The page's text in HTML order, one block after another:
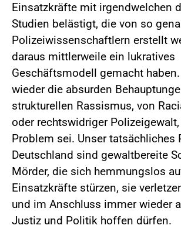
Einsatzkräfte mit irgendwelchen
Studien belästigt, die von so
Polizeiwissenschaftlern erstellt
daraus mittlerweile ein lukratives
Geschäftsmodell gemacht
wieder die absurden
strukturellen Rassismus, von
oder rechtswidriger
Problem sei. Unser tatsächliches
Deutschland sind gewaltbereite
Mörder, die sich hemmungslos
Einsatzkräfte stürzen, sie
und im Anschluss immer wieder
Justiz und Politik hoffen dürfen.